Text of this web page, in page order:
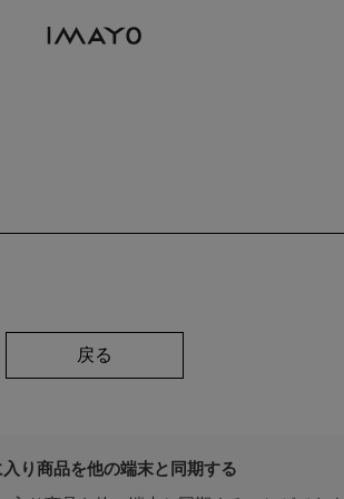
戻る
入り商品を他の端末と同期する